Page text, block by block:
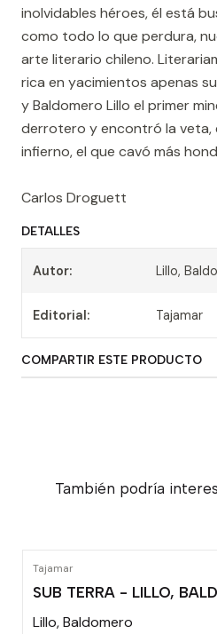
inolvidables héroes, él está
como todo lo que perdura,
arte literario chileno.
rica en yacimientos apenas
y Baldomero Lillo el primer
derrotero y encontró la veta,
infierno, el que cavó más
Carlos Droguett
DETALLES
Autor: Lillo,
Editorial: Tajamar
COMPARTIR ESTE PRODUCTO
También podría
Tajamar
SUB TERRA - LILLO,
Lillo, Baldomero